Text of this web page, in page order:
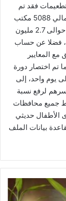
فقد تم
تطوير وميكنة عدد 2354 مكتب تطعيمات من إجمالي 5088 مكتب
على مستوى الجمهورية، وإنتظام وضمان حصول حوالى 2.7 مليون
سنوياً)، فضلا عن حساب
المعايير
تم اختصار دورة
يوم واحد، إلى
لرفع نسبة
100 %، كما تم ربط جميع محافظات
الأطفال حديثي
بيانات الملف